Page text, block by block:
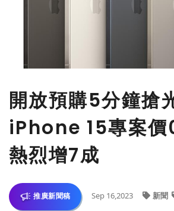
開放預購5分鐘搶
iPhone 15專案價
熱烈增7成
推廣新聞稿 Sep 16,2023 新聞